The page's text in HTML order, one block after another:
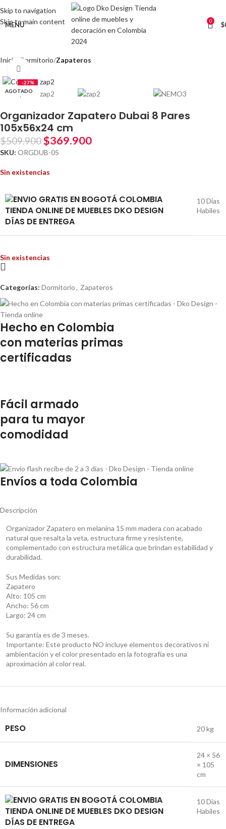
Skip to navigation
Skip to main content
MENÚ 0 $
Inicio Dormitorio Zapateros
-27%
AGOTADO
Organizador Zapatero Dubai 8 Pares
105x56x24 cm
$509.900$369.900
SKU: ORGDUB-05
Sin existencias
DÍAS DE ENTREGA
10 Dias
Habiles
Sin existencias
Categorías: Dormitorio, Zapateros
Hecho en Colombia
con materias primas
certificadas
Fácil armado
para tu mayor
comodidad
Envíos a toda Colombia
Descripción
Organizador Zapatero en melanina 15 mm madera con acabado
natural que resalta la veta, estructura firme y resistente,
complementado con estructura metálica que brindan estabilidad y
durabilidad.
Sus Medidas son:
Zapatero
Alto: 105 cm
Ancho: 56 cm
Largo: 24 cm
Su garantía es de 3 meses.
Importante: Este producto NO incluye elementos decorativos ni
ambientación y el color presentado en la fotografía es una
aproximación al color real.
Información adicional
PESO 20 kg
DIMENSIONES
24 × 56
× 105
cm
DÍAS DE ENTREGA
10 Dias
Habiles